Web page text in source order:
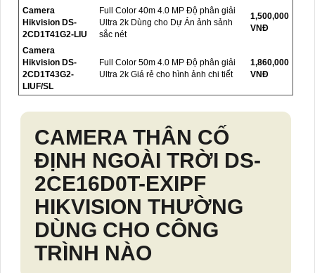
Camera
Hikvision DS-
2CD1T41G2-LIU
Full Color 40m 4.0 MP Độ phân giải
Ultra 2k Dùng cho Dự Án ảnh sảnh
sắc nét
1,500,000
VNĐ
Camera
Hikvision DS-
2CD1T43G2-
LIUF/SL
Full Color 50m 4.0 MP Độ phân giải
Ultra 2k Giá rẻ cho hình ảnh chi tiết
1,860,000
VNĐ
CAMERA THÂN CỐ
ĐỊNH NGOÀI TRỜI DS-
2CE16D0T-EXIPF
HIKVISION THƯỜNG
DÙNG CHO CÔNG
TRÌNH NÀO